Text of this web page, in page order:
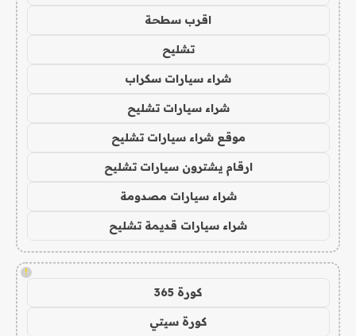
اقرب سطحة
تشليح
شراء سيارات سكراب
شراء سيارات تشليح
موقع شراء سيارات تشليح
ارقام يشترون سيارات تشليح
شراء سيارات مصدومة
شراء سيارات قديمة تشليح
!
كورة 365
كورة سيتي